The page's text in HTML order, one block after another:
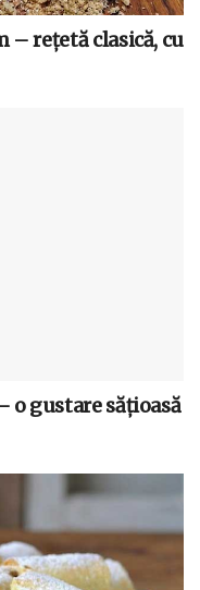
– rețetă clasică, cu
o gustare sățioasă